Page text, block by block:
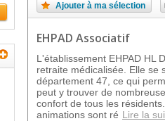
Ajouter à ma sélection
EHPAD Associatif
L'établissement EHPAD HL
retraite médicalisée. Elle se
département 47, ce qui
peut y trouver de
confort de tous les
animations sont ré Lire la